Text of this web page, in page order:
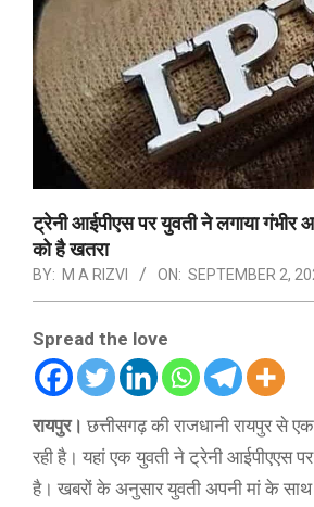
ट्रेनी आईपीएस पर युवती ने लगाया गंभीर
को है खतरा
BY: M A RIZVI ON: SEPTEMBER 2,
Spread the love
रायपुर। छत्तीसगढ़ की राजधानी रायपुर से
रही है। यहां एक युवती ने ट्रेनी आईपीएएस
है। खबरों के अनुसार युवती अपनी मां के साथ